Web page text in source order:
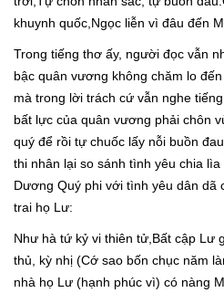
khuynh quốc,Ngọc liễn vì đâu đến
Trong tiếng thơ ấy, người đọc vẫn
bậc quân vương không chăm lo
mà trong lời trách cứ vẫn nghe
bất lực của quân vương phải chôn
quý để rồi tự chuốc lấy nỗi buồn
thi nhân lại so sánh tình yêu chia
Dương Quý phi với tình yêu dân dã
trai họ Lư:
Như hà tứ kỷ vi thiên tử,Bất cập Lư
thủ, kỳ nhị (Cớ sao bốn chục năm
nhà họ Lư (hạnh phúc vì) có nàng